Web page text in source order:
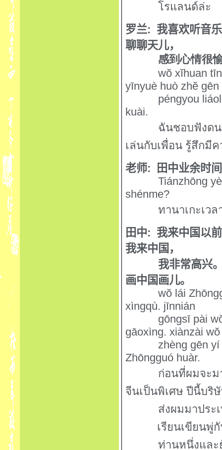
โรแลนด์ล่ะ
罗兰: 我喜欢听音
聊聊天儿，
感到心情很
wŏ xĭhuan
yīnyuè huò zhĕ gēn
péngyou
kuài.
ฉันชอบฟังดน
เล่นกับเพื่อน รู้สึกมี
老师:
田中业余时
Tiánzhōng
shénme?
ทานาเกะเว
田中: 我来中国以
我来中国，
我非常高兴
画中国画儿。
wŏ lái
xìngqù. jīnnián
gōngsī pài w
gāoxìng. xiànzài wŏ
zhèng gēn
Zhōngguó huàr.
ก่อนที่ผมจะม
จีนเป็นพิเศษ ปีนี้บริ
ส่งผมมาประ
เรียนเขียนพู่
ท่านหนึ่งและ